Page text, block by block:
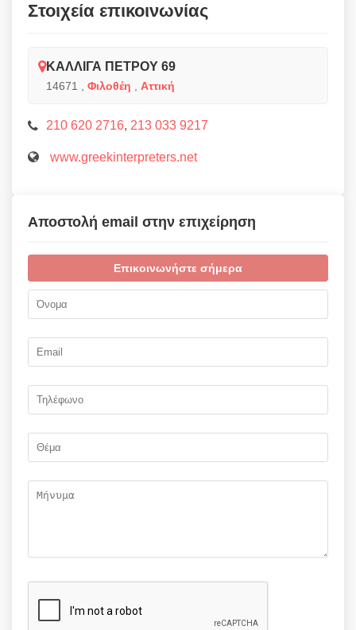
Στοιχεία επικοινωνίας
ΚΑΛΛΙΓΑ ΠΕΤΡΟΥ 69
14671 Φιλοθέη Αττική
210 620 2716, 213 033 9217
www.greekinterpreters.net
Αποστολή email στην επιχείρηση
Επικοινωνήστε σήμερα